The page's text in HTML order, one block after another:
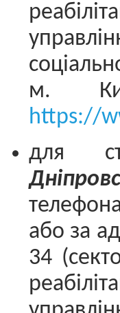
м.
https://
для
або за
34